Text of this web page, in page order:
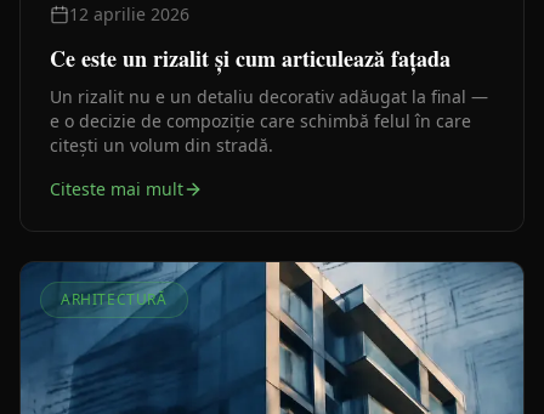
12 aprilie 2026
Ce este un rizalit și cum articulează fațada
Un rizalit nu e un detaliu decorativ adăugat la final —
e o decizie de compoziție care schimbă felul în care
citești un volum din stradă.
Citeste mai mult
ARHITECTURĂ